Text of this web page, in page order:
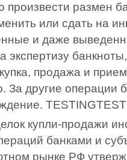
произвести размен
или сдать на
и даже
экспертизу
продажа и прием
За другие операции
TESTING
купли-продажи
банками и
рынке РФ